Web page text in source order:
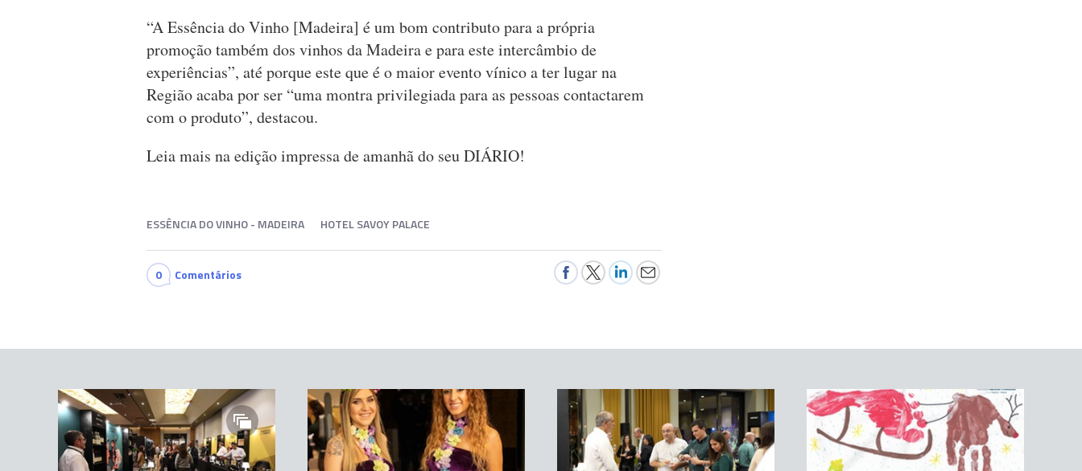
“A Essência do Vinho [Madeira] é um bom contributo para a própria
promoção também dos vinhos da Madeira e para este intercâmbio de
experiências”, até porque este que é o maior evento vínico a ter lugar na
Região acaba por ser “uma montra privilegiada para as pessoas contactarem
com o produto”, destacou.
Leia mais na edição impressa de amanhã do seu DIÁRIO!
ESSÊNCIA DO VINHO - MADEIRA HOTEL SAVOY PALACE
0 Comentários